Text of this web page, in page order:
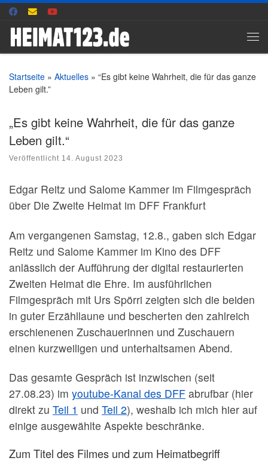
Zum Inhalt springen
Startseite » Aktuelles » “Es gibt keine Wahrheit, die für das ganze
Leben gilt.”
„Es gibt keine Wahrheit, die für das ganze
Leben gilt.“
Veröffentlicht 14. August 2023
Edgar Reitz und Salome Kammer im Filmgespräch
über Die Zweite Heimat im DFF Frankfurt
Am vergangenen Samstag, 12.8., gaben sich Edgar
Reitz und Salome Kammer im Kino des DFF
anlässlich der Aufführung der digital restaurierten
Zweiten Heimat die Ehre. Im ausführlichen
Filmgespräch mit Urs Spörri zeigten sich die beiden
in guter Erzähllaune und bescherten den zahlreich
erschienenen Zuschauerinnen und Zuschauern
einen kurzweiligen und unterhaltsamen Abend.
Das gesamte Gespräch ist inzwischen (seit
27.08.23) im youtube-Kanal des DFF abrufbar (hier
direkt zu Teil 1 und Teil 2), weshalb ich mich hier auf
einige ausgewählte Aspekte beschränke.
Zum Titel des Filmes und zum Heimatbegriff